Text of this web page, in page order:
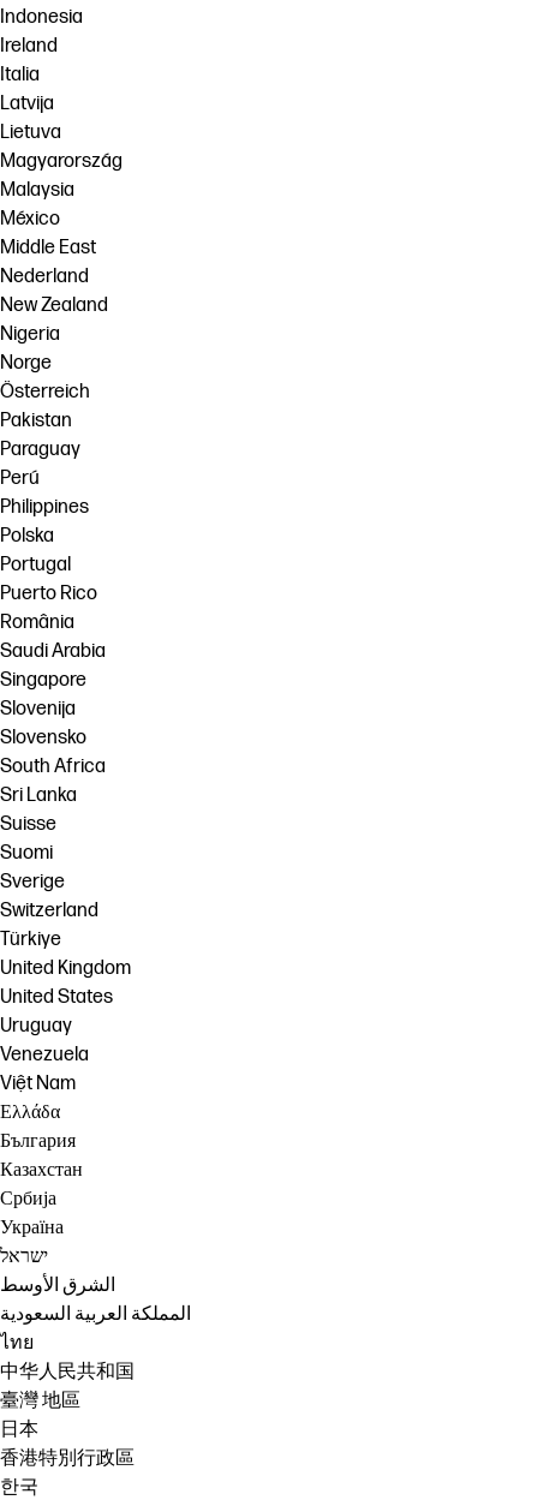
Indonesia
Ireland
Italia
Latvija
Lietuva
Magyarország
Malaysia
México
Middle East
Nederland
New Zealand
Nigeria
Norge
Österreich
Pakistan
Paraguay
Perú
Philippines
Polska
Portugal
Puerto Rico
România
Saudi Arabia
Singapore
Slovenija
Slovensko
South Africa
Sri Lanka
Suisse
Suomi
Sverige
Switzerland
Türkiye
United Kingdom
United States
Uruguay
Venezuela
Việt Nam
Ελλάδα
България
Казахстан
Србија
Україна
ישראל
الشرق الأوسط
المملكة العربية السعودية
ไทย
中华人民共和国
臺灣 地區
日本
香港特別行政區
한국